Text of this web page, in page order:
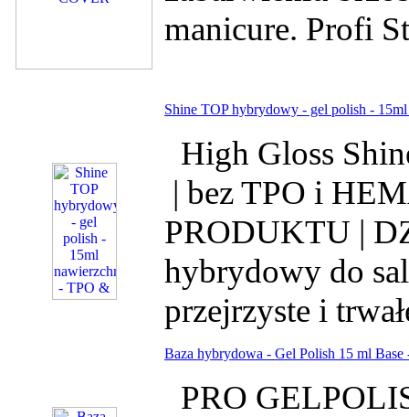
manicure. Profi
Shine TOP hybrydowy - gel polish -
High Gloss
| bez TPO i
PRODUKTU |
hybrydowy do
przejrzyste i
Baza hybrydowa - Gel Polish 15 ml
PRO